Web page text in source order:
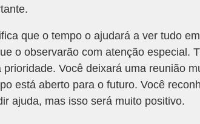
que o tempo o ajudará a ver tudo
o observarão com atenção especial.
Você deixará uma reunião
está aberto para o futuro. Você
ajuda, mas isso será muito positivo.